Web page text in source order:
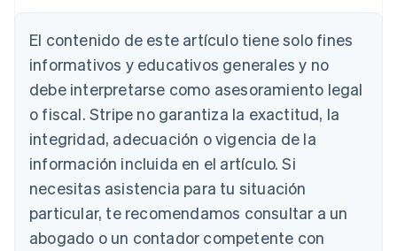
El contenido de este artículo tiene solo fines
informativos y educativos generales y no
debe interpretarse como asesoramiento legal
o fiscal. Stripe no garantiza la exactitud, la
integridad, adecuación o vigencia de la
información incluida en el artículo. Si
necesitas asistencia para tu situación
particular, te recomendamos consultar a un
abogado o un contador competente con
DeutschEnglish
Australia
English
Austria
DeutschEnglish
Nederlands FrançaisDeutsch English
Brasil
Português English
Bulgaria
English
Canadá
China continental